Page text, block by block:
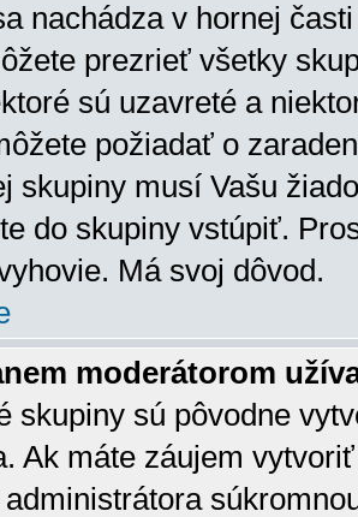
nachádza v hornej
prezrieť všetky
sú uzavreté a
požiadať o
skupiny musí Vašu
do skupiny vstúpiť.
Má svoj dôvod.
moderátorom
skupiny sú pôvodne
Ak máte záujem
administrátora